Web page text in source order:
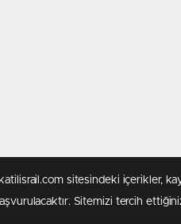
sitesindeki içerikler,
Sitemizi tercih